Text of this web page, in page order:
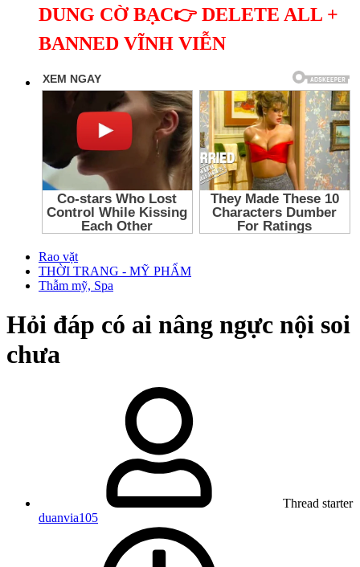
DUNG CỜ BẠC👉 DELETE ALL +
BANNED VĨNH VIỄN
Rao vặt
THỜI TRANG - MỸ PHẨM
Thẫm mỹ, Spa
Hỏi đáp có ai nâng ngực nội soi
chưa
Thread starter
duanvia105